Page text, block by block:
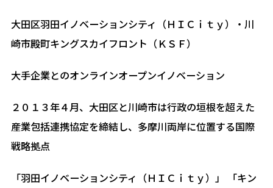
大田区羽田イノベーションシティ（ＨＩＣｉｔｙ）・川
崎市殿町キングスカイフロント（ＫＳＦ）
大手企業とのオンラインオープンイノベーション
２０１３年４月、大田区と川崎市は行政の垣根を超えた
産業包括連携協定を締結し、多摩川両岸に位置する国際
戦略拠点
「羽田イノベーションシティ（ＨＩＣｉｔｙ）」 「キン